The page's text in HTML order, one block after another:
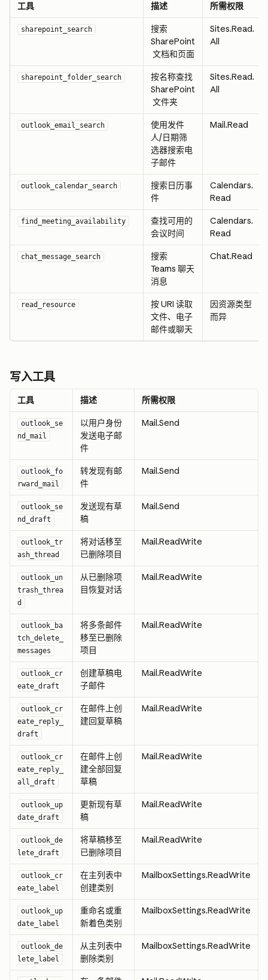
工具 描述 所需权限
sharepoint_search
搜索
SharePoint
文档和页面
Sites.Read.
All
sharepoint_folder_search
按名称查找
SharePoint
文件夹
Sites.Read.
All
outlook_email_search
使用发件
人/日期筛
选器搜索电
子邮件
Mail.Read
outlook_calendar_search
搜索日历事
件
Calendars.
Read
find_meeting_availability
查找可用的
会议时间
Calendars.
Read
chat_message_search
搜索
Teams 聊天
消息
Chat.Read
read_resource
按 URI 读取
文件、电子
邮件或聊天
因资源类型
而异
写入工具
工具 描述 所需权限
outlook_se
nd_mail
以用户身份
发送电子邮
件
Mail.Send
outlook_fo
rward_mail
转发现有邮
件
Mail.Send
outlook_se
nd_draft
发送现有草
稿
Mail.Send
outlook_tr
ash_thread
将对话移至
已删除项目
Mail.ReadWrite
outlook_un
trash_threa
d
从已删除项
目恢复对话
Mail.ReadWrite
outlook_ba
tch_delete_
messages
将多条邮件
移至已删除
项目
Mail.ReadWrite
outlook_cr
eate_draft
创建草稿电
子邮件
Mail.ReadWrite
outlook_cr
eate_reply_
draft
在邮件上创
建回复草稿
Mail.ReadWrite
outlook_cr
eate_reply_
all_draft
在邮件上创
建全部回复
草稿
Mail.ReadWrite
outlook_up
date_draft
更新现有草
稿
Mail.ReadWrite
outlook_de
lete_draft
将草稿移至
已删除项目
Mail.ReadWrite
outlook_cr
eate_label
在主列表中
创建类别
MailboxSettings.ReadWrite
outlook_up
date_label
重命名或重
新着色类别
MailboxSettings.ReadWrite
outlook_de
lete_label
从主列表中
删除类别
MailboxSettings.ReadWrite